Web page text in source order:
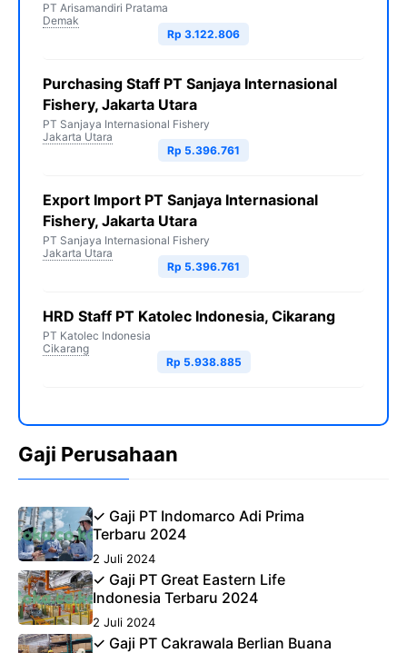
PT Arisamandiri Pratama
Demak
Rp 3.122.806
Purchasing Staff PT Sanjaya Internasional
Fishery, Jakarta Utara
PT Sanjaya Internasional Fishery
Jakarta Utara
Rp 5.396.761
Export Import PT Sanjaya Internasional
Fishery, Jakarta Utara
PT Sanjaya Internasional Fishery
Jakarta Utara
Rp 5.396.761
HRD Staff PT Katolec Indonesia, Cikarang
PT Katolec Indonesia
Cikarang
Rp 5.938.885
Gaji Perusahaan
✓ Gaji PT Indomarco Adi Prima
Terbaru 2024
2 Juli 2024
✓ Gaji PT Great Eastern Life
Indonesia Terbaru 2024
2 Juli 2024
✓ Gaji PT Cakrawala Berlian Buana